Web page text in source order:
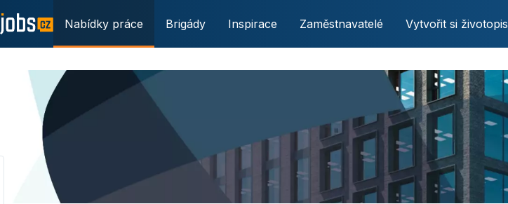
Nabídky práce Brigády Inspirace Zaměstnavatelé Vytvořit si životopis